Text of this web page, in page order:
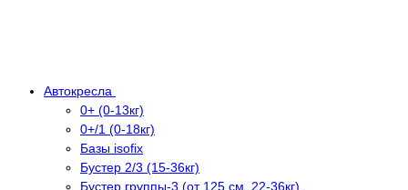
Автокресла
0+ (0-13кг)
0+/1 (0-18кг)
Базы isofix
Бустер 2/3 (15-36кг)
Бустер группы-3 (от 125 см, 22-36кг)